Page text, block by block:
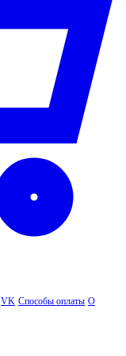
VK Способы оплаты О